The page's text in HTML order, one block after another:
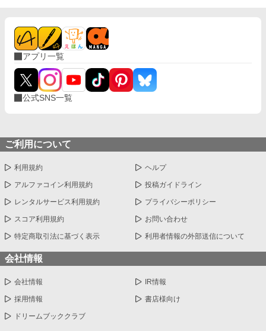
た。 拒むことも、許すこともできないまま、 彼は“部下”の手によ
って、ひとつずつ乱されていく。 言葉で支配され、触れられるた
びに、自分の知らなかった感情と快楽を知る。それは、上司とし
ての誇りを壊すほどに甘く、逃れられないほどに深い。 だが、篠
原の視線の奥に宿るのは、ただの欲望ではなかった。 そこには、
ずっと榊だけを見つめ続けてきた、静かな執着がある。 「俺、前
から思ってたんです。 あなたが誰かに“支配される”ところ、き
た榊は、もう戻れない。 快楽に溺れるその瞬間まで、彼を待つの
は破滅か、それとも救いか。 ――これは、ひとりの上司が“愛”と
いう名の支配に沈んでいく物語。
アプリ一覧
公式SNS一覧
ご利用について
利用規約 ヘルプ
アルファコイン利用規約 投稿ガイドライン
レンタルサービス利用規約 プライバシーポリシー
スコア利用規約 お問い合わせ
特定商取引法に基づく表示 利用者情報の外部送信について
会社情報
会社情報 IR情報
採用情報 書店様向け
ドリームブッククラブ